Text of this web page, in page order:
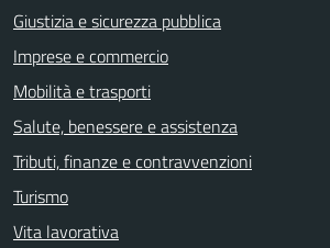
Giustizia e sicurezza pubblica
Imprese e commercio
Mobilità e trasporti
Salute, benessere e assistenza
Tributi, finanze e contravvenzioni
Turismo
Vita lavorativa